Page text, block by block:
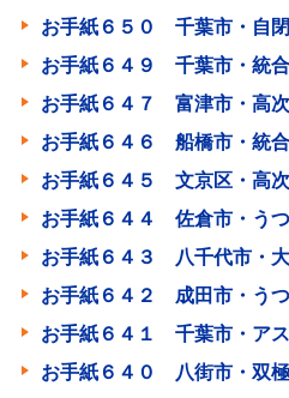
お手紙６５０ 千葉市・自
お手紙６４９ 千葉市・統
お手紙６４７ 富津市・高
お手紙６４６ 船橋市・統
お手紙６４５ 文京区・高
お手紙６４４ 佐倉市・う
お手紙６４３ 八千代市・
お手紙６４２ 成田市・う
お手紙６４１ 千葉市・ア
お手紙６４０ 八街市・双